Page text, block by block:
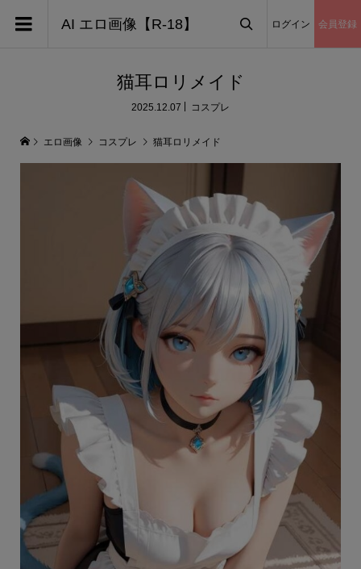
AI エロ画像【R-18】 ログイン 会員登録
猫耳ロリメイド
2025.12.07 コスプレ
エロ画像 コスプレ 猫耳ロリメイド